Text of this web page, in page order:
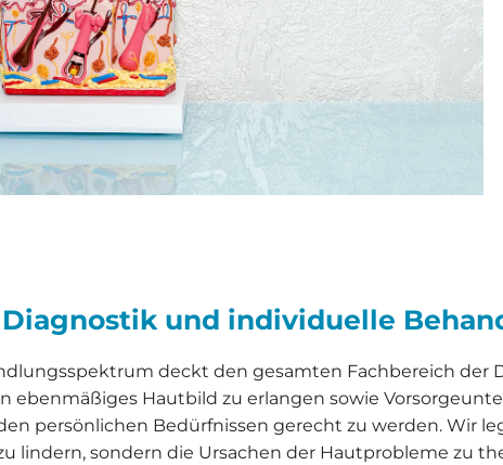
Diagnostik und individuelle
deckt den gesamten Fachbereich der
ebenmäßiges Hautbild zu erlangen sowie
persönlichen Bedürfnissen gerecht zu werden. Wir
lindern, sondern die Ursachen der Hautprobleme zu